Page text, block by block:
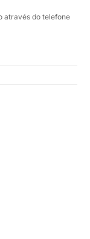
através do telefone